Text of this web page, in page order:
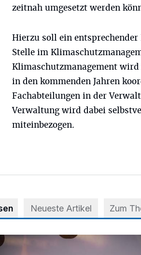
zeitnah umgesetzt werden
Hierzu soll ein
Stelle im
Klimaschutzmanagement
in den kommenden Jahren
Fachabteilungen in der
Verwaltung wird dabei
miteinbezogen.
Neueste Artikel Zum
Festival